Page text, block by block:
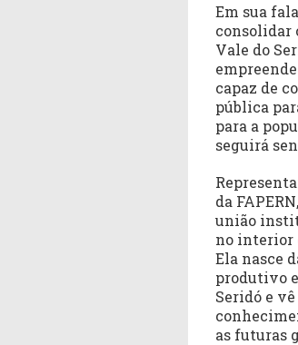
Em sua
consolidar
Vale do
capaz de
pública
para a
seguirá
da
união
no interior
Ela nasce
produtivo
Seridó e
as futuras